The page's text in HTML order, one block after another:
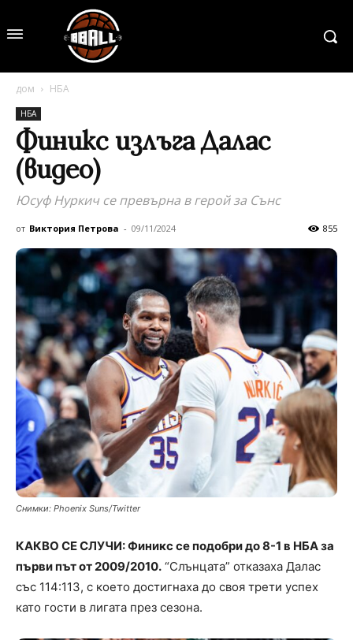
дом НБА
НБА
Финикс излъга Далас
(видео)
Юсуф Нуркич се превърна в герой за Сънс
от Виктория Петрова - 09/11/2024 855
Снимки: Phoenix Suns/Twitter
КАКВО СЕ СЛУЧИ: Финикс се подобри до 8-1 в НБА за
първи път от 2009/2010. “Слънцата” отказаха Далас
със 114:113, с което достигнаха до своя трети успех
като гости в лигата през сезона.